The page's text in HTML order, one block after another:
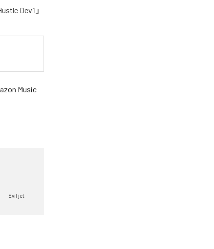
Devil」
Music
Evil jet